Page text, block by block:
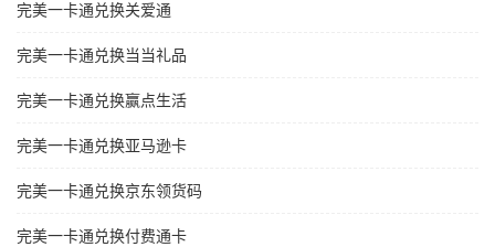
完美一卡通兑换关爱通
完美一卡通兑换当当礼品
完美一卡通兑换赢点生活
完美一卡通兑换亚马逊卡
完美一卡通兑换京东领货码
完美一卡通兑换付费通卡